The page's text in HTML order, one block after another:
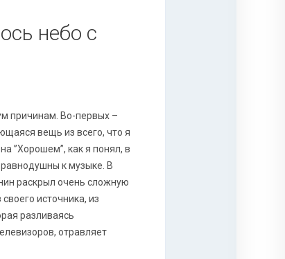
небо с
причинам. Во-первых –
вещь из всего, что я
”Хорошем”, как я понял, в
к музыке. В
раскрыл очень сложную
источника, из
разливаясь
отравляет